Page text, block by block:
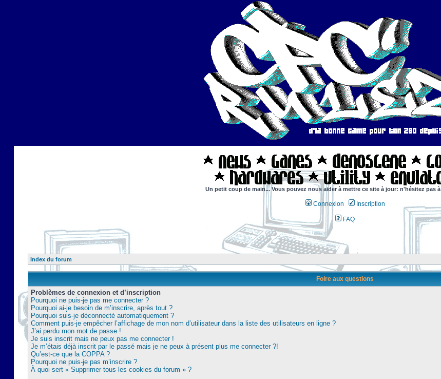
Un petit coup de main... Vous pouvez nous aider à mettre ce site à jour: n'hésitez pas à
Connexion Inscription
FAQ
Index du forum
Foire aux questions
Problèmes de connexion et d’inscription
Pourquoi ne puis-je pas me connecter ?
Pourquoi ai-je besoin de m’inscrire, après tout ?
Pourquoi suis-je déconnecté automatiquement ?
Comment puis-je empêcher l’affichage de mon nom d’utilisateur dans la liste des utilisateurs en ligne ?
J’ai perdu mon mot de passe !
Je suis inscrit mais ne peux pas me connecter !
Je m’étais déjà inscrit par le passé mais je ne peux à présent plus me connecter ?!
Qu’est-ce que la COPPA ?
Pourquoi ne puis-je pas m’inscrire ?
À quoi sert « Supprimer tous les cookies du forum » ?